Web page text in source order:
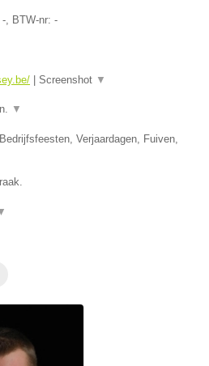
- , BTW-nr: -
Screenshot ▼
▼
Verjaardagen, Fuiven,